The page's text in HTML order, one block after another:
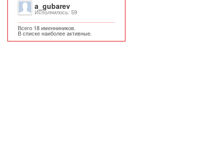
a_gubarev
Исполнилось: 59
Всего 18 именниников.
В списке наиболее активные.